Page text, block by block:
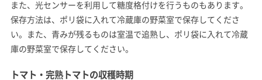
また、光センサーを利用して糖度格付けを行うものもあります。
保存方法は、ポリ袋に入れて冷蔵庫の野菜室で保存してくださ
い。また、青みが残るものは室温で追熟し、ポリ袋に入れて冷蔵
庫の野菜室で保存してください。
トマト・完熟トマトの収穫時期